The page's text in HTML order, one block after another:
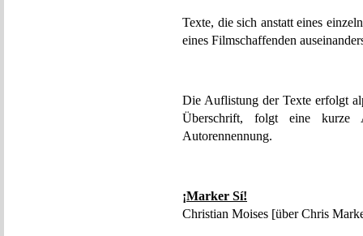
Texte, die sich anstatt eines
eines Filmschaffenden
Die Auflistung der Texte erfolgt
Überschrift, folgt eine kurze
Autorennennung.
¡Marker Sí!
Christian Moises [über Chris